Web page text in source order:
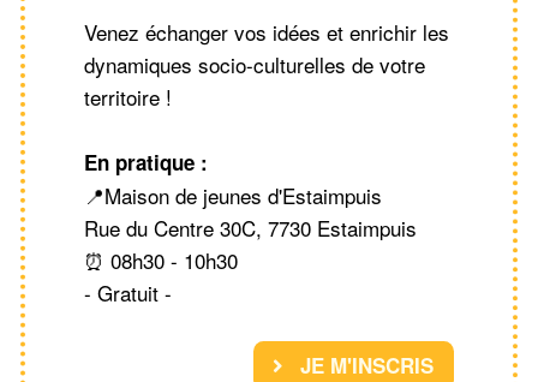
Venez échanger vos idées et enrichir les
dynamiques socio-culturelles de votre
territoire !
En pratique :
📍Maison de jeunes d'Estaimpuis
Rue du Centre 30C, 7730 Estaimpuis
⏰ 08h30 - 10h30
- Gratuit -
JE M'INSCRIS